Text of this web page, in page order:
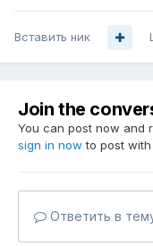
Вставить ник
Join the
You can post now and
sign in now to post
Ответить в